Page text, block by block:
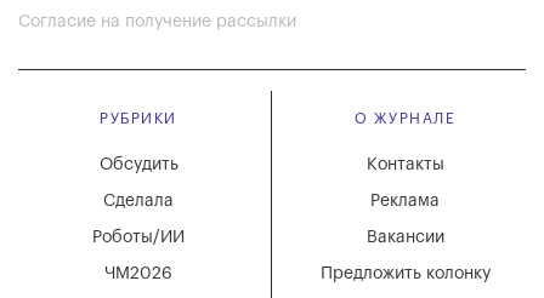
Согласие на получение рассылки
РУБРИКИ
Обсудить
Сделала
Роботы/ИИ
ЧМ2026
О ЖУРНАЛЕ
Вакансии
Реклама
Контакты
Предложить колонку